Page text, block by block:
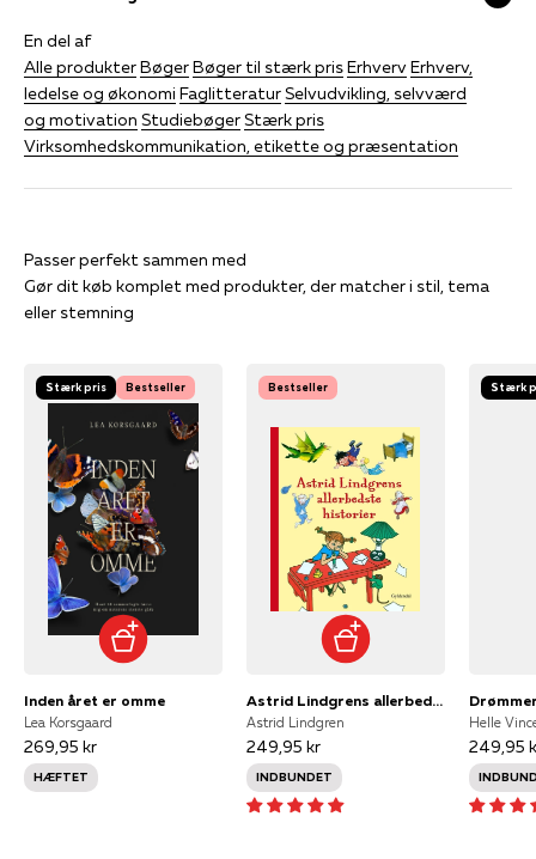
En del af
Alle produkterBøgerBøger til stærk prisErhvervErhverv,
ledelse og økonomi FaglitteraturSelvudvikling, selvværd
og motivation StudiebøgerStærk pris
Virksomhedskommunikation, etikette og præsentation
Gør dit køb komplet med produkter, der matcher i stil, tema
eller stemning
Stærk pris Bestseller
Inden året er omme
Lea Korsgaard
269,95 kr
HÆFTET
Bestseller
Astrid Lindgrens allerbedste historier
Astrid Lindgren
249,95 kr
INDBUNDET
Stærk
Helle
249,95